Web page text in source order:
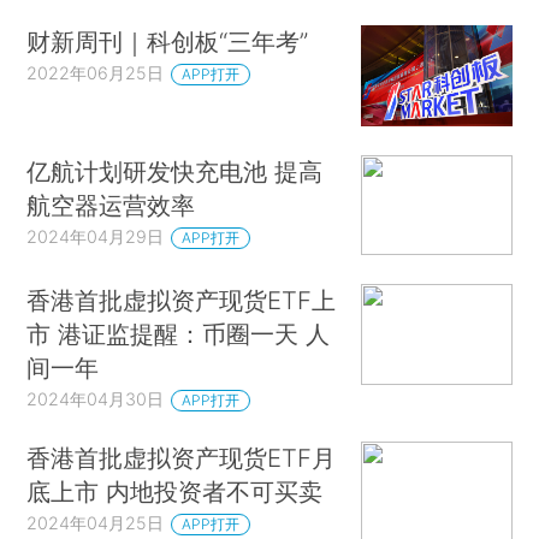
财新周刊｜科创板“三年考”
2022年06月25日 APP打开
亿航计划研发快充电池 提高
航空器运营效率
2024年04月29日 APP打开
香港首批虚拟资产现货ETF上
市 港证监提醒：币圈一天 人
间一年
2024年04月30日 APP打开
香港首批虚拟资产现货ETF月
底上市 内地投资者不可买卖
2024年04月25日 APP打开